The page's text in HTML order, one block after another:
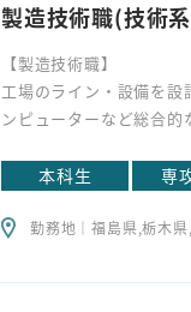
製造技術職(技術
【製造技術職】
工場のライン・設備を設
ンピューターなど総合
だいている職種での配属
本科生 専
勤務地｜福島県,栃木